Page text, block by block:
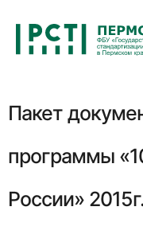
содержимому
Пакет
программы
России»